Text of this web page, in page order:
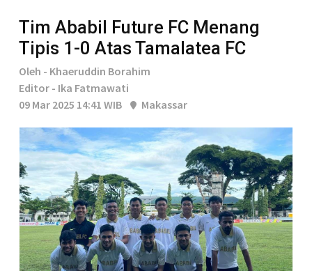
Tim Ababil Future FC Menang
Tipis 1-0 Atas Tamalatea FC
Oleh - Khaeruddin Borahim
Editor - Ika Fatmawati
09 Mar 2025 14:41 WIB
Makassar